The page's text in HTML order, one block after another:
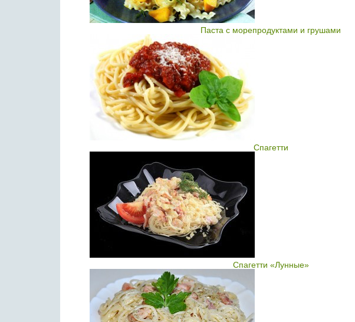
Паста с морепродуктами и грушами
Спагетти
Спагетти «Лунные»